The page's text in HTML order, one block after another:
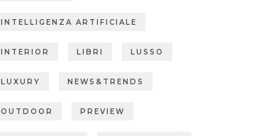
INTELLIGENZA ARTIFICIALE
INTERIOR LIBRI LUSSO
LUXURY NEWS&TRENDS
OUTDOOR PREVIEW